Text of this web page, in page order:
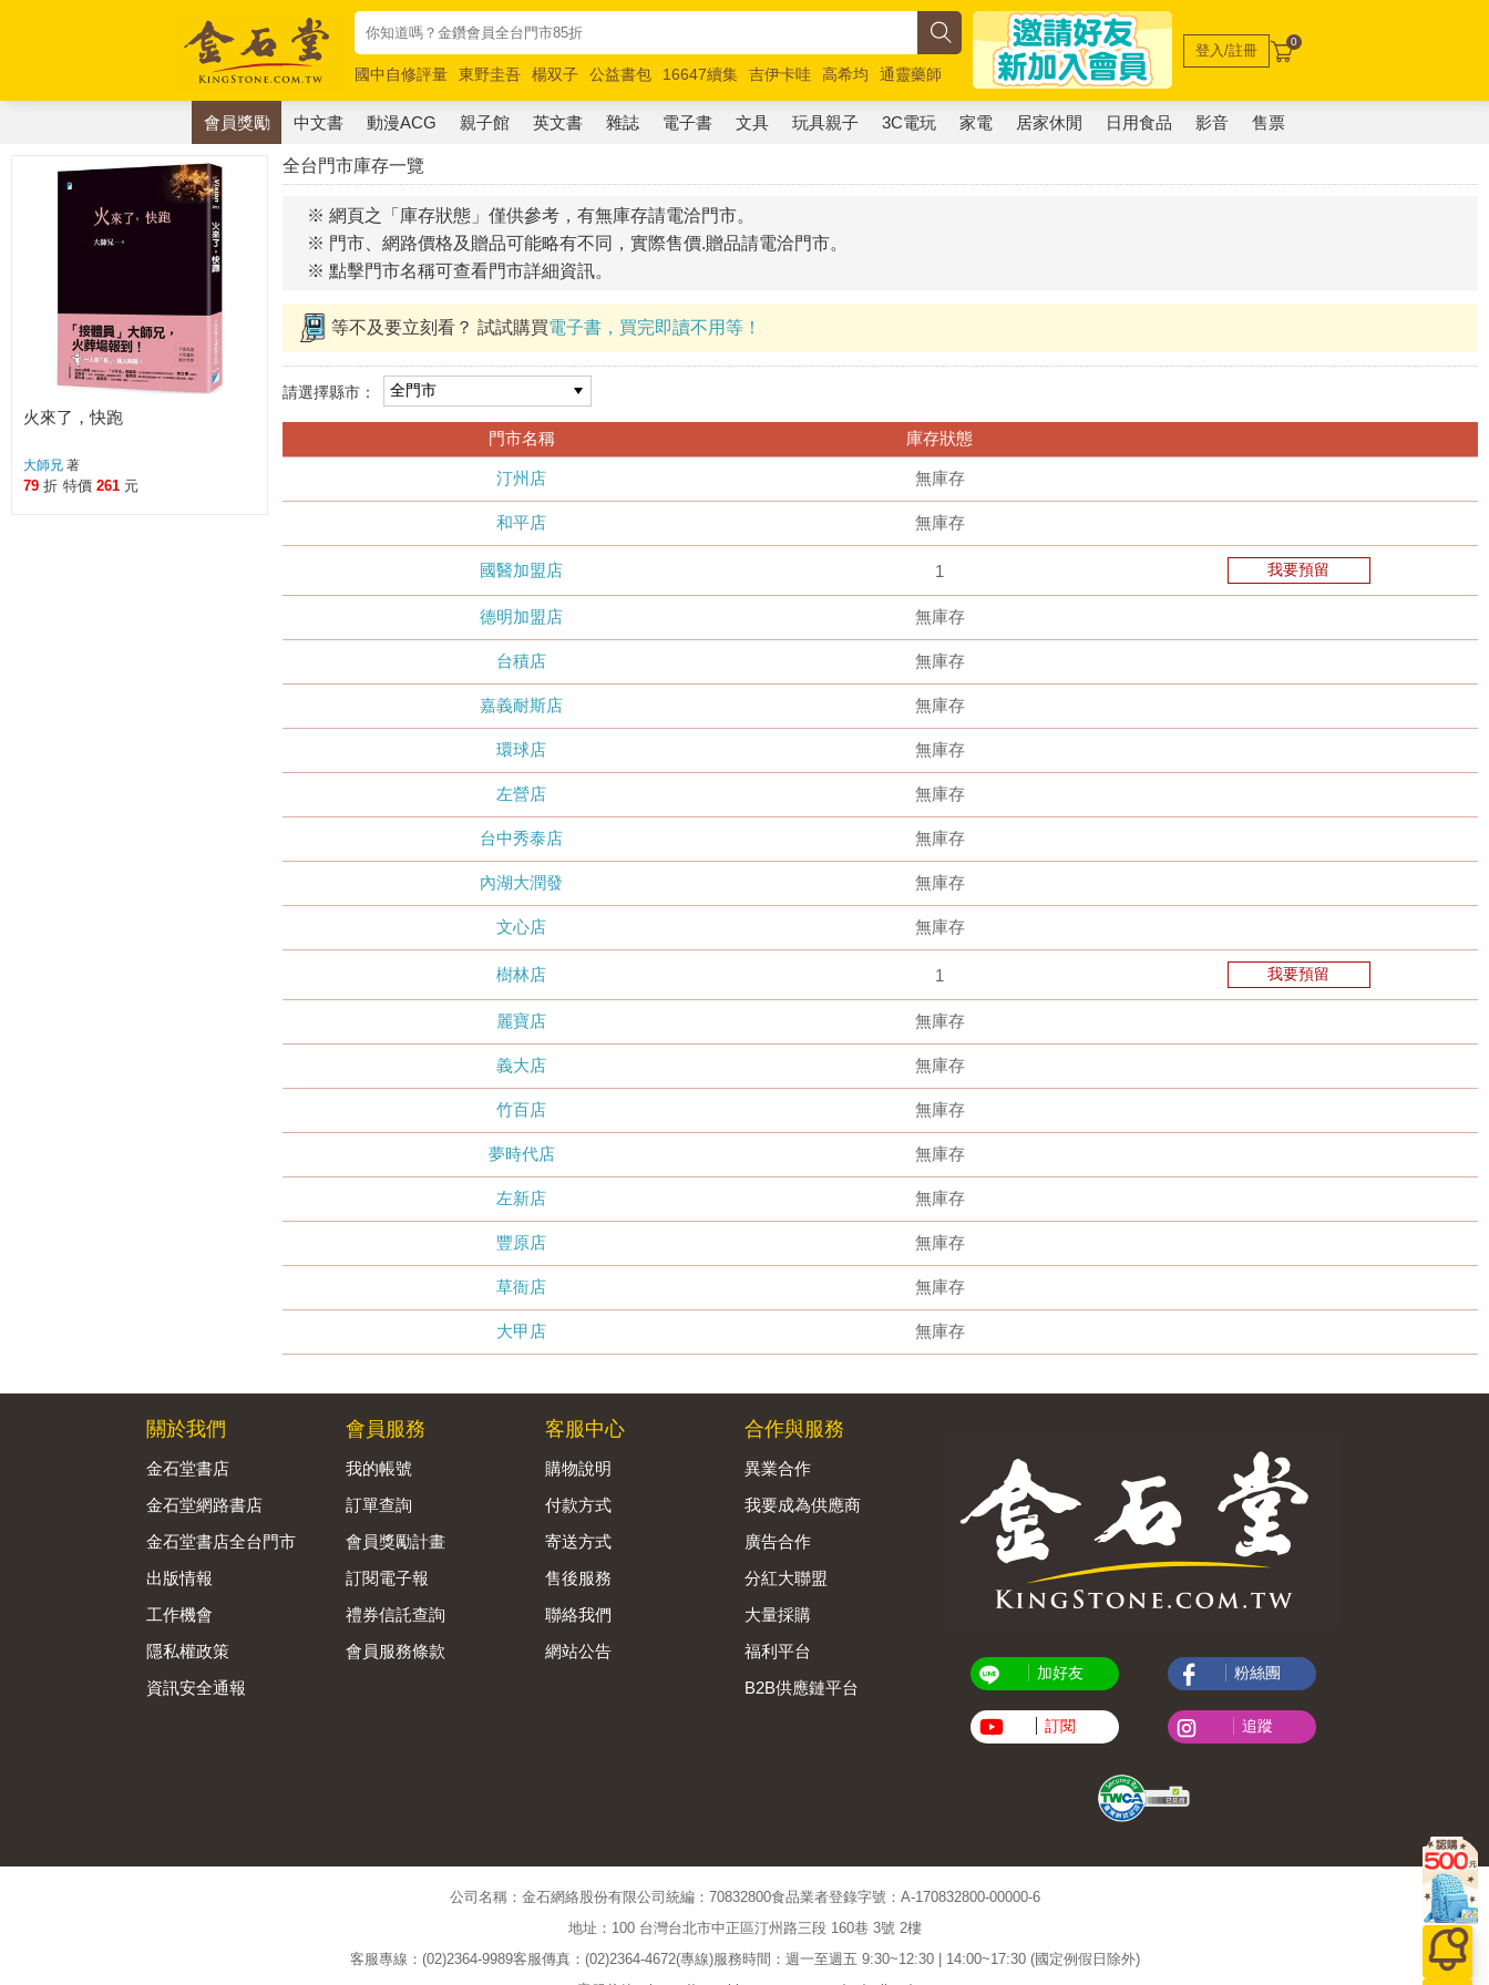
國中自修評量 東野圭吾 楊双子 公益書包 16647續集 吉伊卡哇 高希均
通靈藥師
唯紅花綻放
奧德賽 路邊攤新作 馬斯克 玩具總動員5 超慢跑
登入/註冊 0
會員獎勵 中文書 動漫ACG 親子館 英文書 雜誌 電子書 文具 玩具親子 3C電玩 家電 居家休閒 日用食品 影音 售票
全台門市庫存一覽
※ 網頁之「庫存狀態」僅供參考，有無庫存請電洽門市。
※ 門市、網路價格及贈品可能略有不同，實際售價.贈品請電洽門市。
※ 點擊門市名稱可查看門市詳細資訊。
等不及要立刻看？ 試試購買電子書，買完即讀不用等！
請選擇縣市：
門市名稱 庫存狀態
汀州店 無庫存
和平店 無庫存
國醫加盟店 1 我要預留
德明加盟店 無庫存
台積店 無庫存
嘉義耐斯店 無庫存
環球店 無庫存
左營店 無庫存
台中秀泰店 無庫存
內湖大潤發 無庫存
文心店 無庫存
樹林店 1 我要預留
麗寶店 無庫存
義大店 無庫存
竹百店 無庫存
夢時代店 無庫存
左新店 無庫存
豐原店 無庫存
草衙店 無庫存
大甲店 無庫存
火來了，快跑
大師兄 著
79 折 特價 261 元
關於我們
金石堂書店
金石堂網路書店
金石堂書店全台門市
出版情報
工作機會
隱私權政策
資訊安全通報
會員服務
我的帳號
訂單查詢
會員獎勵計畫
訂閱電子報
禮券信託查詢
會員服務條款
客服中心
購物說明
付款方式
寄送方式
售後服務
聯絡我們
網站公告
合作與服務
異業合作
我要成為供應商
廣告合作
分紅大聯盟
大量採購
福利平台
B2B供應鏈平台
加好友
訂閱
粉絲團
追蹤
公司名稱：金石網絡股份有限公司 統編：70832800食品業者登錄字號：A-170832800-00000-6
地址：100 台灣台北市中正區汀州路三段 160巷 3號 2樓
客服專線：(02)2364-9989客服傳真：(02)2364-4672(專線)服務時間：週一至週五 9:30~12:30 | 14:00~17:30 (國定例假日除外)